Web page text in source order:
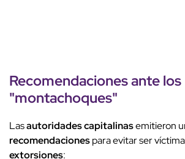
Recomendaciones ante los
"montachoques"
Lasautoridades capitalinasemitieron
recomendacionespara evitar ser
extorsiones: